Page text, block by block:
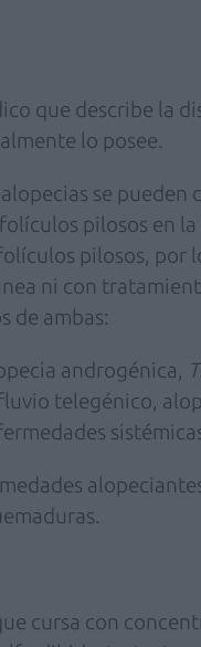
que describe la
lo posee.
se pueden
pilosos en
pilosos, por
ni con
de ambas:
androgénica,
telegénico,
cursa con